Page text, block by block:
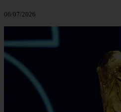
06/07/2026